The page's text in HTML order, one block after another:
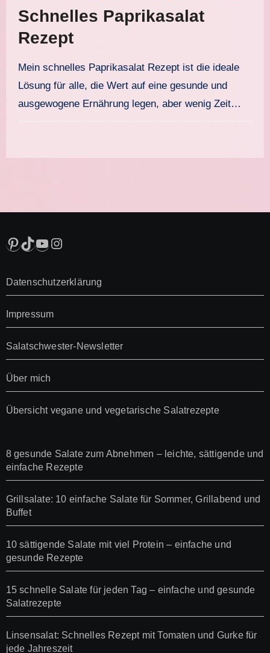
Schnelles Paprikasalat
Rezept
Mein schnelles Paprikasalat Rezept ist die ideale
Lösung für alle, die Wert auf eine gesunde und
ausgewogene Ernährung legen, aber wenig Zeit…
Pinterest
TikTok
YouTube
Instagram
Datenschutzerklärung
Impressum
Salatschwester-Newsletter
Über mich
Übersicht vegane und vegetarische Salatrezepte
8 gesunde Salate zum Abnehmen – leichte, sättigende und
einfache Rezepte
Grillsalate: 10 einfache Salate für Sommer, Grillabend und
Buffet
10 sättigende Salate mit viel Protein – einfache und
gesunde Rezepte
15 schnelle Salate für jeden Tag – einfache und gesunde
Salatrezepte
Linsensalat: Schnelles Rezept mit Tomaten und Gurke für
jede Jahreszeit